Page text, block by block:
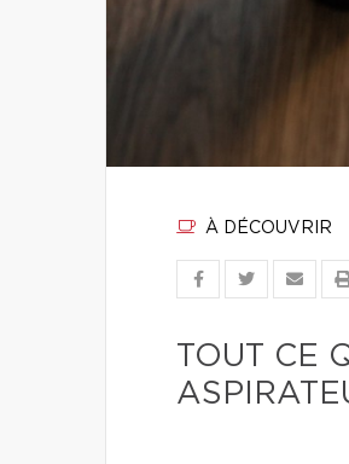
À DÉCOUVRIR
TOUT CE